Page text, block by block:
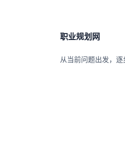
职业规划网
从当前问题出发，